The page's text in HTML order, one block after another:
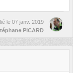
le 07 janv. 2019
PICARD